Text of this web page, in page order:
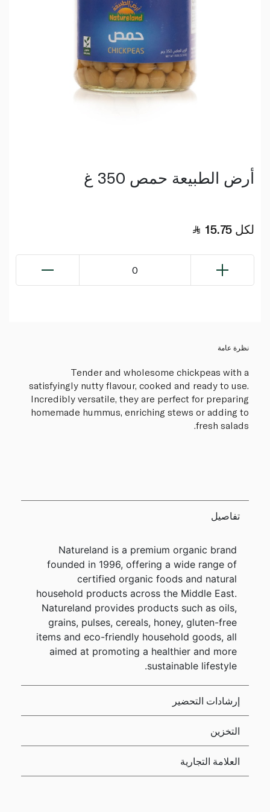
أرض الطبيعة حمص 350 غ
15.75 لكل
0
نظرة عامة
Tender and wholesome chickpeas with a
satisfyingly nutty flavour, cooked and ready to use.
Incredibly versatile, they are perfect for preparing
homemade hummus, enriching stews or adding to
fresh salads.
تفاصيل
Natureland is a premium organic brand
founded in 1996, offering a wide range of
certified organic foods and natural
household products across the Middle East.
Natureland provides products such as oils,
grains, pulses, cereals, honey, gluten-free
items and eco-friendly household goods, all
aimed at promoting a healthier and more
sustainable lifestyle.
إرشادات التحضير
التخزين
العلامة التجارية